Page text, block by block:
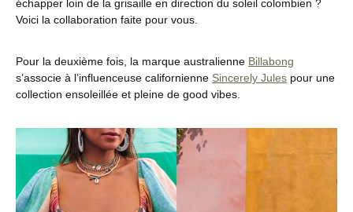
échapper loin de la grisaille en direction du soleil colombien ?
Voici la collaboration faite pour vous.
Pour la deuxième fois, la marque australienne Billabong
s’associe à l’influenceuse californienne Sincerely Jules pour une
collection ensoleillée et pleine de good vibes.